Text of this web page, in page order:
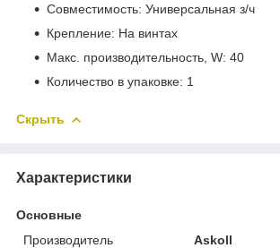
Совместимость: Универсальная з/ч
Крепление: На винтах
Макс. производительность, W: 40
Количество в упаковке: 1
Скрыть
Характеристики
Основные
Производитель
Askoll